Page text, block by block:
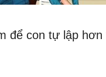
để con tự lập